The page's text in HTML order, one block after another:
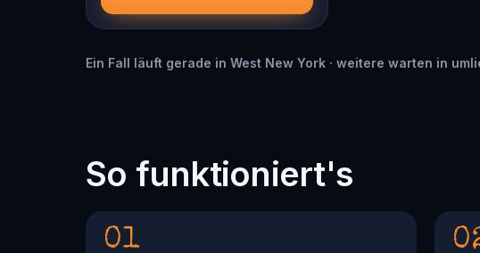
Ein Fall läuft gerade in West New York · weitere warten in
So funktioniert's
01